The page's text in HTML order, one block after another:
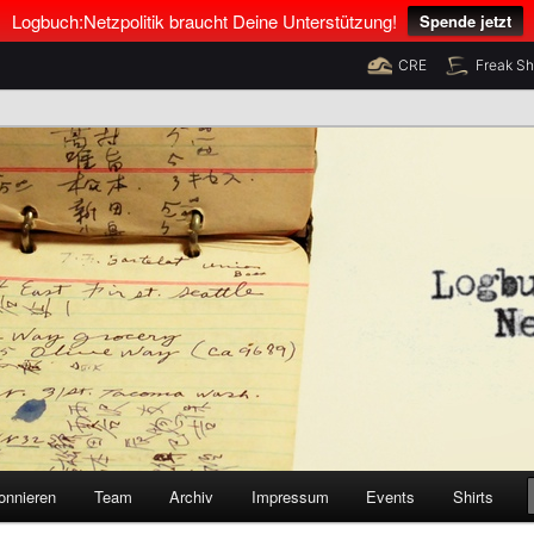
Logbuch:Netzpolitik braucht Deine Unterstützung! Spende jetzt
CRE Freak
Neumann und Tim Pritlove
Team Archiv Impressum Events Shirts